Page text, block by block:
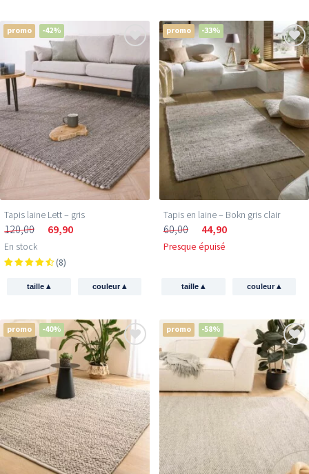
promo -42%
Tapis laine Lett – gris
120,00 69,90
En stock
(8)
taille▴ couleur▴
promo -33%
Tapis en laine – Bokn gris clair
60,00 44,90
Presque épuisé
taille▴ couleur▴
promo -40% promo -58%